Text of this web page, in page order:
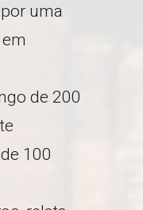
uma
de 200
100